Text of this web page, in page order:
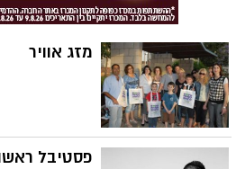
מזג אוויר
פסטיבל